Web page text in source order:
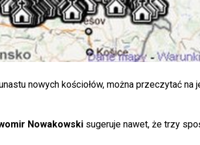
nowych kościołów, można przeczytać na
Nowakowski sugeruje nawet, że trzy